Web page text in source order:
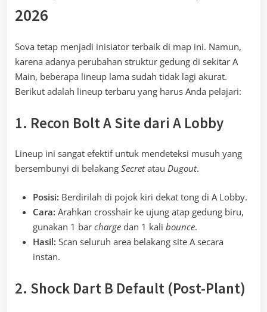
2026
Sova tetap menjadi inisiator terbaik di map ini. Namun,
karena adanya perubahan struktur gedung di sekitar A
Main, beberapa lineup lama sudah tidak lagi akurat.
Berikut adalah lineup terbaru yang harus Anda pelajari:
1. Recon Bolt A Site dari A Lobby
Lineup ini sangat efektif untuk mendeteksi musuh yang
bersembunyi di belakang Secretatau Dugout.
Posisi: Berdirilah di pojok kiri dekat tong di A Lobby.
Cara: Arahkan crosshair ke ujung atap gedung biru,
gunakan 1 bar charge dan 1 kali bounce.
Hasil: Scan seluruh area belakang site A secara
instan.
2. Shock Dart B Default (Post-Plant)